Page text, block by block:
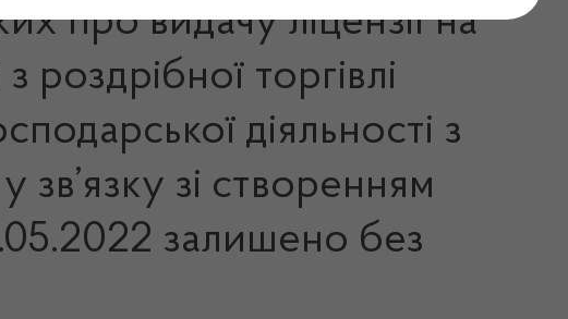
про видачу ліцензії на
роздрібної торгівлі
діяльності з
зв’язку зі створенням
залишено без